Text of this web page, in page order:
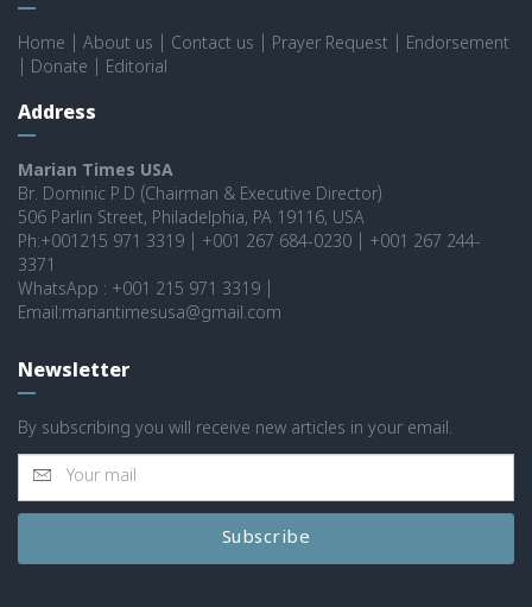
Home About us Contact us Prayer Request
Endorsement
Donate Editorial
Address
Marian Times USA
Br. Dominic P.D (Chairman & Executive Director)
506 Parlin Street, Philadelphia, PA 19116, USA
Ph:+001215 971 3319 | +001 267 684-0230 | +001 267 244-
3371
WhatsApp : +001 215 971 3319 |
Email:mariantimesusa@gmail.com
Newsletter
By subscribing you will receive new articles in your email.
Subscribe